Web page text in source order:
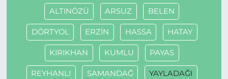
ALTINÖZÜ ARSUZ BELEN
DÖRTYOL ERZİN HASSA HATAY
KIRIKHAN KUMLU PAYAS
REYHANLI SAMANDAĞ YAYLADAĞI